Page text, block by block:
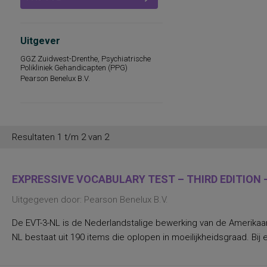
persoonlijkheidsaspecten, temperament
vaardigheden
posttraumatische stress
posttraumatische stressstoornis
psychopathologie en
sociaal-emotioneel functioneren en
betrokkenheid bij school
spanningsbehoefte
spelling van Nederlandse niet-
symptomen van gedragsstoornissen
taal- en communicatieproblemen
taalvaardigheid, receptief
toestandsangst en angstdispositie
Uitgever
GGZ Zuidwest-Drenthe, Psychiatrische
Polikliniek Gehandicapten (PPG)
Pearson Benelux B.V.
Resultaten 1 t/m 2 van 2
EXPRESSIVE VOCABULARY TEST – THIRD
Uitgegeven door: Pearson Benelux B.V.
De EVT-3-NL is de Nederlandstalige bewerking van de
NL bestaat uit 190 items die oplopen in moeilijkheidsgraad.